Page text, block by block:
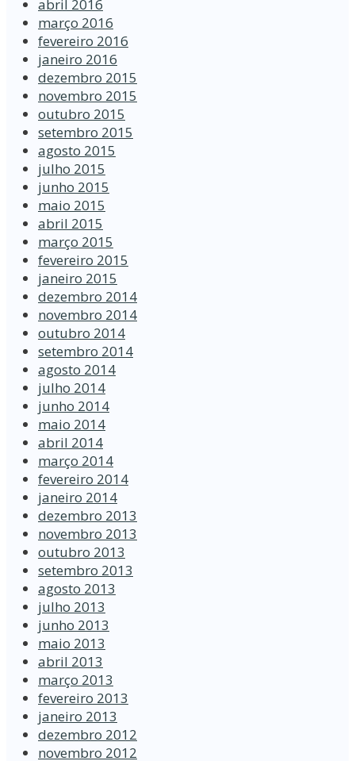
abril 2016
março 2016
fevereiro 2016
janeiro 2016
dezembro 2015
novembro 2015
outubro 2015
setembro 2015
agosto 2015
julho 2015
junho 2015
maio 2015
abril 2015
março 2015
fevereiro 2015
janeiro 2015
dezembro 2014
novembro 2014
outubro 2014
setembro 2014
agosto 2014
julho 2014
junho 2014
maio 2014
abril 2014
março 2014
fevereiro 2014
janeiro 2014
dezembro 2013
novembro 2013
outubro 2013
setembro 2013
agosto 2013
julho 2013
junho 2013
maio 2013
abril 2013
março 2013
fevereiro 2013
janeiro 2013
dezembro 2012
novembro 2012